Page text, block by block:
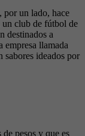
por un lado, hace
club de fútbol de
destinados a
empresa llamada
sabores ideados por
pesos y que es